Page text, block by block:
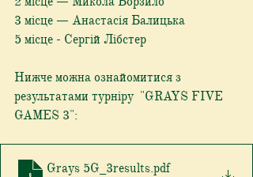
3 місце — Анастасія Балицька
5 місце - Сергій Лібстер
Нижче можна ознайомитися з
результатами турніру  "GRAYS FIVE
GAMES 3":
Grays 5G_3results.pdf